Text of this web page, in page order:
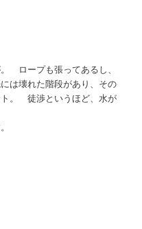
ロープも張ってあるし、
は壊れた階段があり、その
。 徒渉というほど、水が